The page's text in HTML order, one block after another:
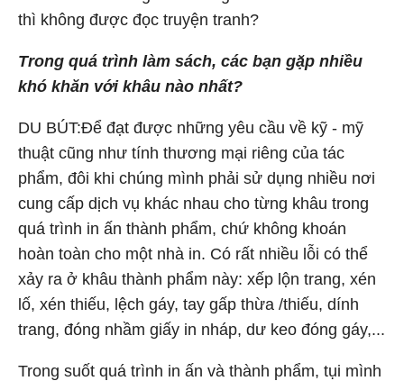
thì không được đọc truyện tranh?
Trong quá trình làm sách, các bạn gặp nhiều
khó khăn với khâu nào nhất?
DU BÚT:Để đạt được những yêu cầu về kỹ - mỹ
thuật cũng như tính thương mại riêng của tác
phẩm, đôi khi chúng mình phải sử dụng nhiều nơi
cung cấp dịch vụ khác nhau cho từng khâu trong
quá trình in ấn thành phẩm, chứ không khoán
hoàn toàn cho một nhà in. Có rất nhiều lỗi có thể
xảy ra ở khâu thành phẩm này: xếp lộn trang, xén
lố, xén thiếu, lệch gáy, tay gấp thừa /thiếu, dính
trang, đóng nhầm giấy in nháp, dư keo đóng gáy,...
Trong suốt quá trình in ấn và thành phẩm, tụi mình